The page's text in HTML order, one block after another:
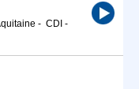
- CDI -